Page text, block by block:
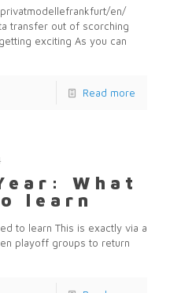
en/
transfer out of scorching
exciting As you can
Read more
What
learn
to learn This is exactly via a
playoff groups to return